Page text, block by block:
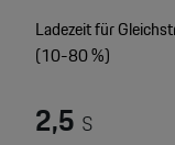
Porsche Timepieces
Porsche Poster Designer
Ladezeit für
(10-80 %)
2,5s